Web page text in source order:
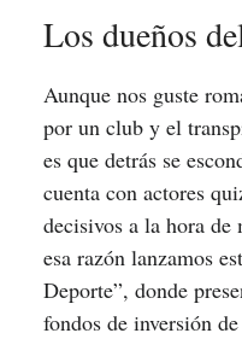
Los dueños
Aunque nos guste
por un club y el
es que detrás se
cuenta con actores
decisivos a la hora de
esa razón lanzamos
Deporte”, donde
fondos de inversión